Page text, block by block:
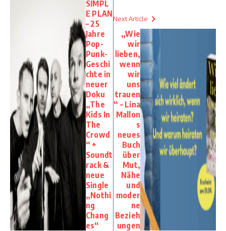
SIMPL
E PLAN
– 25
Jahre
Pop-
Punk-
Geschi
chte in
neuer
Doku
„The
Kids In
The
Crowd
“ +
Soundt
rack &
neue
Single
„Nothi
ng
Chang
es“
Next Article
„Wie
wir
lieben,
wenn
wir
uns
trauen
“ – Lina
Mallon
s
neues
Buch
über
Mut,
Nähe
und
moder
ne
Bezieh
ungen